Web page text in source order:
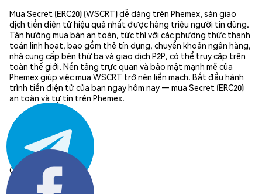
Mua Secret (ERC20) (WSCRT) dễ dàng trên Phemex, sàn giao
dịch tiền điện tử hiệu quả nhất được hàng triệu người tin dùng.
Tận hưởng mua bán an toàn, tức thì với các phương thức thanh
toán linh hoạt, bao gồm thẻ tín dụng, chuyển khoản ngân hàng,
nhà cung cấp bên thứ ba và giao dịch P2P, có thể truy cập trên
toàn thế giới. Nền tảng trực quan và bảo mật mạnh mẽ của
Phemex giúp việc mua WSCRT trở nên liền mạch. Bắt đầu hành
trình tiền điện tử của bạn ngay hôm nay — mua Secret (ERC20)
an toàn và tự tin trên Phemex.
Chia sẻ: